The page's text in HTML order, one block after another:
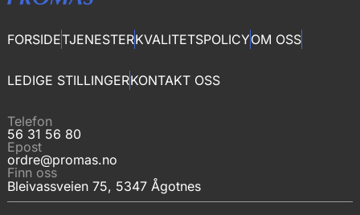
FORSIDETJENESTERKVALITETSPOLICYOM OSS
LEDIGE STILLINGERKONTAKT OSS
Telefon
56 31 56 80
Epost
ordre@promas.no
Finn oss
Bleivassveien 75, 5347 Ågotnes